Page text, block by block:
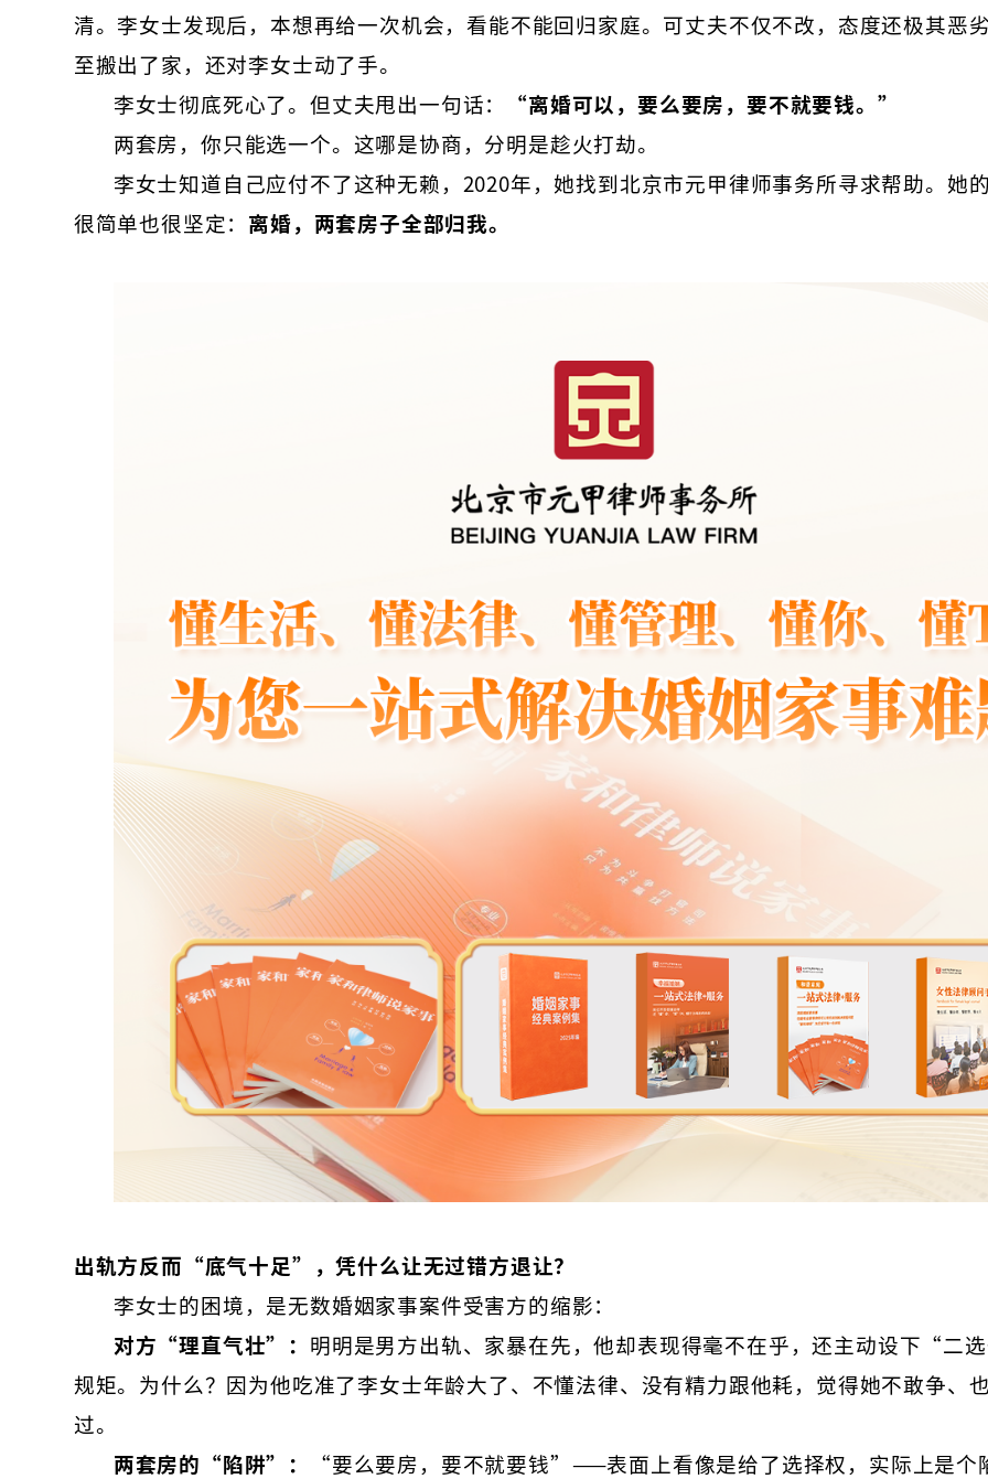
清。李女士发现后，本想再给一次机会，看能不能回归家庭。可丈夫不仅不改，态度还极其恶
至搬出了家，还对李女士动了手。
李女士彻底死心了。但丈夫甩出一句话：
“离婚可以，要么要房，要不就要钱。”
两套房，你只能选一个。这哪是协商，分明是趁火打劫。
李女士知道自己应付不了这种无赖，2020年，她找到北京市元甲律师事务所寻求帮助。她
很简单也很坚定： 离婚，两套房子全部归我。
出轨方反而“底气十足”，凭什么让无过错方退让？
李女士的困境，是无数婚姻家事案件受害方的缩影：
对方“理直气壮”： 明明是男方出轨、家暴在先，他却表现得毫不在乎，还主动设下“二
规矩。为什么？因为他吃准了李女士年龄大了、不懂法律、没有精力跟他耗，觉得她不敢争、
过。
两套房的“陷阱”：
“要么要房，要不就要钱”——表面上看像是给了选择权，实际上是个